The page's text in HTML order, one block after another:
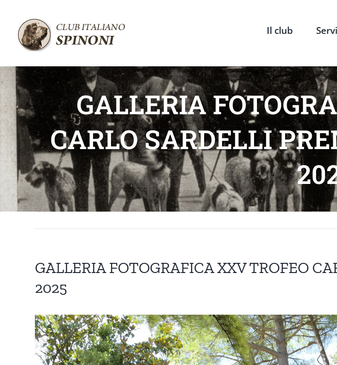
contenuto
Il club
GALLERIA
CARLO SARDELLI
GALLERIA FOTOGRAFICA XXV TROFEO
2025
Ingrandisci
immagine